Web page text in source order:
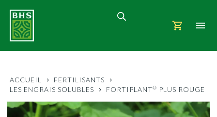
ACCUEIL
FERTILISANTS
LES ENGRAIS SOLUBLES
FORTIPLANT® PLUS ROUGE